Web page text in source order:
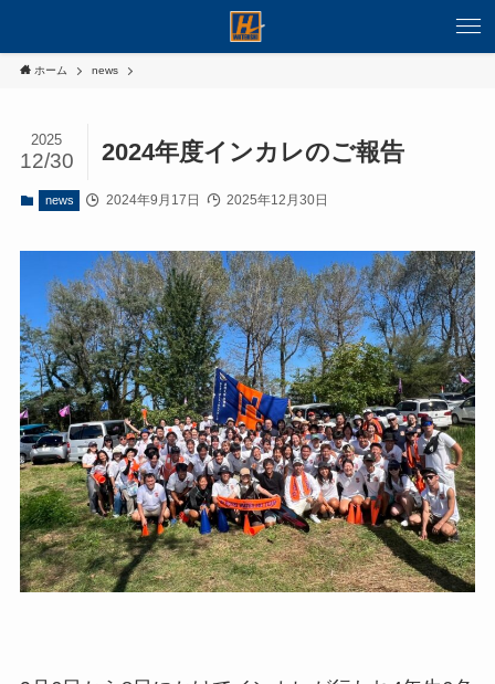
ホーム news
2024年度インカレのご報告
2025
12/30
news 2024年9月17日 2025年12月30日